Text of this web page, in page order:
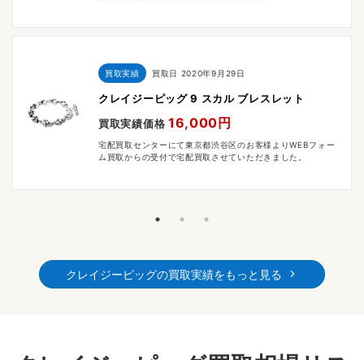
買取実績 買取日 2020年9月29日
クレイジーピッグ 9 スカル ブレスレット
買取実績価格 16,000円
宅配買取センターにて東京都渋谷区のお客様よりWEBフォー
ム買取からの受付で宅配買取させていただきました。
クレイジーピッグの買取実績をもっと見る